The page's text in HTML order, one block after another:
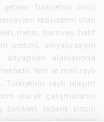
Türkiye'nin öncü
ekosistemi olan
metro, tramvay, hafif
üretimi, sinyalizasyon
alanlarında
Yerli ve milli raylı
Türkiye'nin raylı ulaşım
olarak çalışmalarını
birlikleri, tedarik zinciri